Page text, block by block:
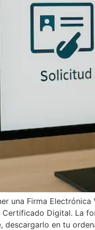
una Firma
Certificado Digital. La
descargarlo en tu